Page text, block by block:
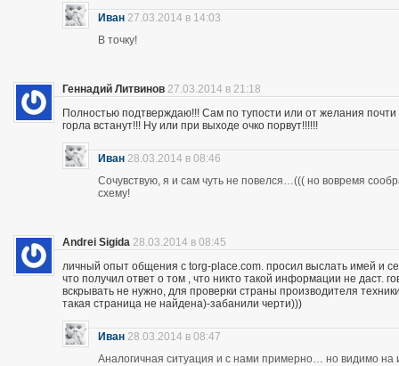
Иван 27.03.2014 в 14:03
В точку!
Геннадий Литвинов 27.03.2014 в 21:18
Полностью подтверждаю!!! Сам по тупости или от желания
горла встанут!!! Ну или при выходе очко порвут!!!!!!
Иван 28.03.2014 в 08:46
Сочувствую, я и сам чуть не повелся…((( но вовремя
схему!
Andrei Sigida 28.03.2014 в 08:45
личный опыт общения с torg-place.com. просил выслать имей и
что получил ответ о том , что никто такой информации не
вскрывать не нужно, для проверки страны производителя
такая страница не найдена)-забанили черти)))
Иван 28.03.2014 в 08:47
Аналогичная ситуация и с нами примерно… но видимо на